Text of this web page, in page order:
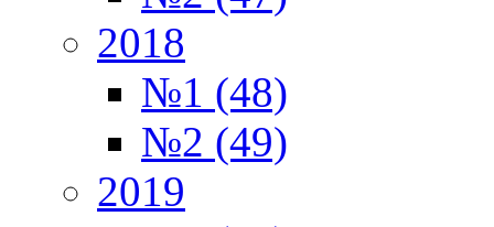
2018
№1 (48)
№2 (49)
2019